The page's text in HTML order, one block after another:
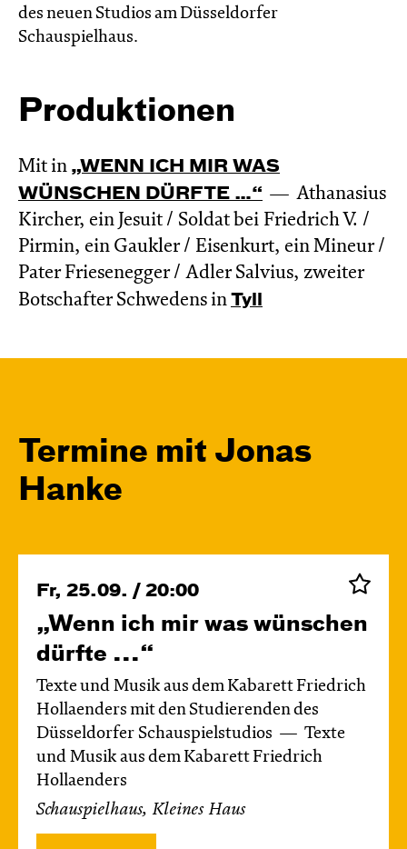
des neuen Studios am Düsseldorfer
Schauspielhaus.
Produktionen
Mit in „WENN ICH MIR WAS
WÜNSCHEN DÜRFTE …“
Athanasius
Kircher, ein Jesuit / Soldat bei Friedrich V. /
Pirmin, ein Gaukler / Eisenkurt, ein Mineur /
Pater Friesenegger / Adler Salvius, zweiter
Botschafter Schwedens in Tyll
Termine mit Jonas
Hanke
Fr, 25.09. / 20:00
„Wenn ich mir was wünschen
dürfte ...“
Texte und Musik aus dem Kabarett Friedrich
Hollaenders mit den Studierenden des
Düsseldorfer Schauspielstudios
Texte
und Musik aus dem Kabarett Friedrich
Hollaenders
Schauspielhaus, Kleines Haus